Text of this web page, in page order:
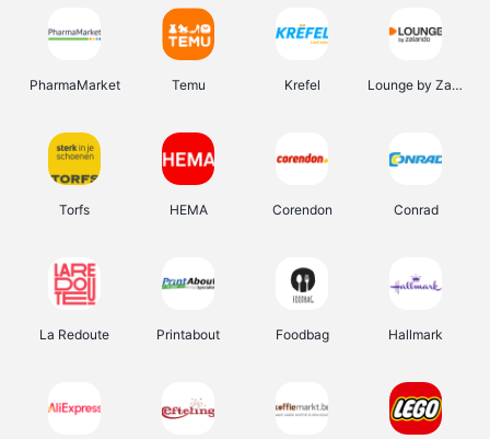
PharmaMarket Temu Krefel Lounge by Zalando
Torfs HEMA Corendon Conrad
La Redoute Printabout Foodbag Hallmark